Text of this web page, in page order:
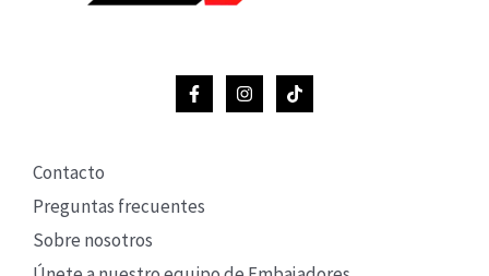
Contacto
Preguntas frecuentes
Sobre nosotros